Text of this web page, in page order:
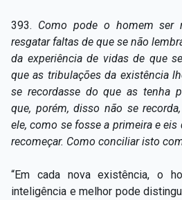
393. Como pode o homem ser
resgatar faltas de que se não
da experiência de vidas de que
que as tribulações da existência
se recordasse do que as tenha
que, porém, disso não se
ele, como se fosse a primeira e
recomeçar. Como conciliar isto
“Em cada nova existência, o
inteligência e melhor pode